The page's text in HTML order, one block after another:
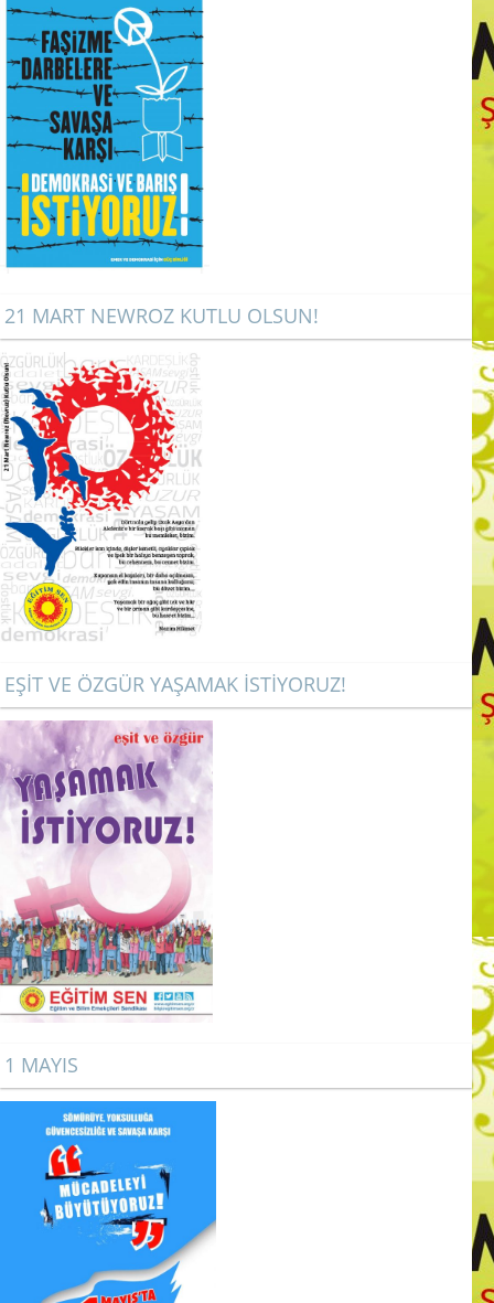
21 MART NEWROZ KUTLU OLSUN!
EŞİT VE ÖZGÜR YAŞAMAK İSTİYORUZ!
1 MAYIS